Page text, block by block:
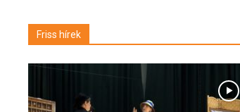
Friss hírek